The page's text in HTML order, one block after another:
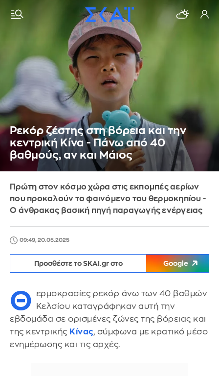
Ρεκόρ ζέστης στη βόρεια και την
κεντρική Κίνα - Πάνω από 40
βαθμούς, αν και Μάιος
Πρώτη στον κόσμο χώρα στις εκπομπές αερίων
που προκαλούν το φαινόμενο του θερμοκηπίου -
Ο άνθρακας βασική πηγή παραγωγής ενέργειας
09:49, 20.05.2025
Προσθέστε το SKAI.gr στο Google
Θ ερμοκρασίες ρεκόρ άνω των 40 βαθμών
Κελσίου καταγράφηκαν αυτή την
εβδομάδα σε ορισμένες ζώνες της βόρειας και
της κεντρικής Κίνας, σύμφωνα με κρατικό μέσο
ενημέρωσης και τις αρχές.